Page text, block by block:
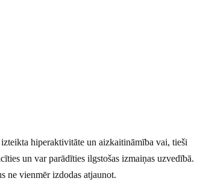
hiperaktivitāte un aizkaitināmība vai, tieši
un var parādīties ilgstošas izmaiņas uzvedībā.
ne vienmēr izdodas atjaunot.